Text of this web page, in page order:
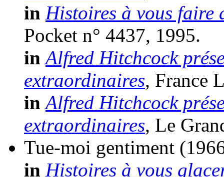
in Histoires à vous faire
Pocket n° 4437, 1995.
in Alfred Hitchcock
extraordinaires, France
in Alfred Hitchcock
extraordinaires, Le
Tue-moi gentiment
in Histoires à vous